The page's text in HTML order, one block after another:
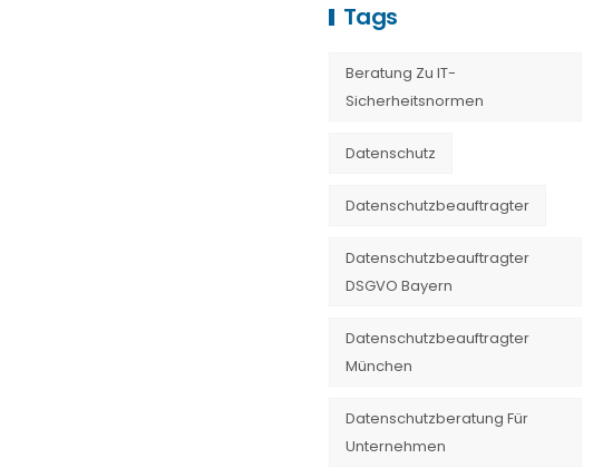
Tags
Beratung Zu IT-
Sicherheitsnormen
Datenschutz
Datenschutzbeauftragter
Datenschutzbeauftragter
DSGVO Bayern
Datenschutzbeauftragter
München
Datenschutzberatung Für
Unternehmen